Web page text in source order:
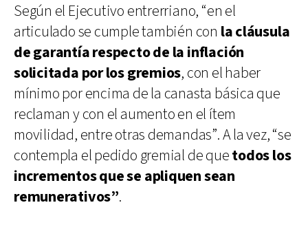
Según el Ejecutivo entrerriano, “en el
articulado se cumple también con la cláusula
de garantía respecto de la inflación
solicitada por los gremios, con el haber
mínimo por encima de la canasta básica que
reclaman y con el aumento en el ítem
movilidad, entre otras demandas”. A la vez, “se
contempla el pedido gremial de quetodos los
incrementos que se apliquen sean
remunerativos”.